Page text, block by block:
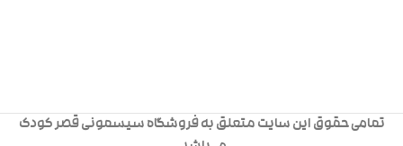
تمامی حقوق این سایت متعلق به فروشگاه سیسمونی قصر کودک